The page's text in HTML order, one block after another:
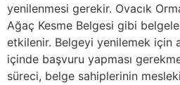
yenilenmesi gerekir. Ovacık
Ağaç Kesme Belgesi gibi
etkilenir. Belgeyi yenilemek için
içinde başvuru yapması
süreci, belge sahiplerinin